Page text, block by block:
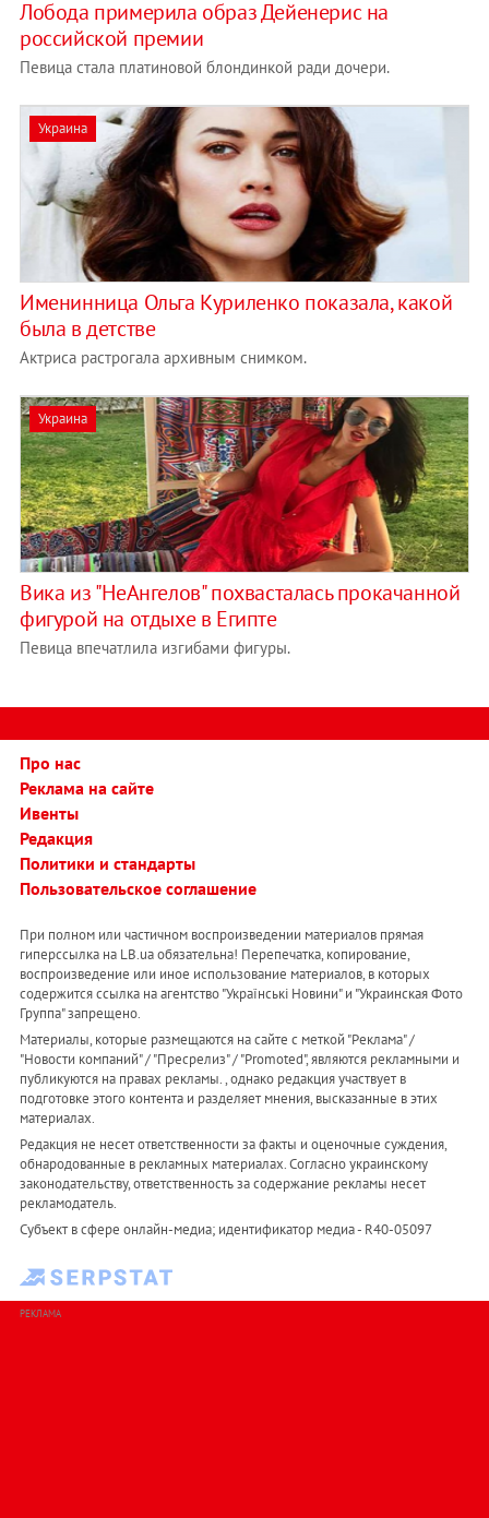
Лобода примерила образ Дейенерис на
российской премии
Певица стала платиновой блондинкой ради дочери.
Украина
Именинница Ольга Куриленко показала, какой
была в детстве
Актриса растрогала архивным снимком.
Украина
Вика из "НеАнгелов" похвасталась прокачанной
фигурой на отдыхе в Египте
Певица впечатлила изгибами фигуры.
Про нас
Реклама на сайте
Ивенты
Редакция
Политики и стандарты
Пользовательское соглашение
При полном или частичном воспроизведении материалов прямая
гиперссылка на LB.ua обязательна! Перепечатка, копирование,
воспроизведение или иное использование материалов, в которых
содержится ссылка на агентство "Українськi Новини" и "Украинская Фото
Группа" запрещено.
Материалы, которые размещаются на сайте с меткой "Реклама" /
"Новости компаний" / "Пресрелиз" / "Promoted", являются рекламными и
публикуются на правах рекламы. , однако редакция участвует в
подготовке этого контента и разделяет мнения, высказанные в этих
материалах.
Редакция не несет ответственности за факты и оценочные суждения,
обнародованные в рекламных материалах. Согласно украинскому
законодательству, ответственность за содержание рекламы несет
рекламодатель.
Субъект в сфере онлайн-медиа; идентификатор медиа - R40-05097
РЕКЛАМА